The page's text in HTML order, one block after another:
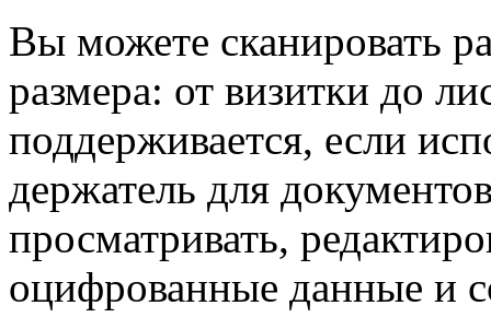
Вы можете сканировать
размера: от визитки до
поддерживается, если
держатель для
просматривать,
оцифрованные данные и